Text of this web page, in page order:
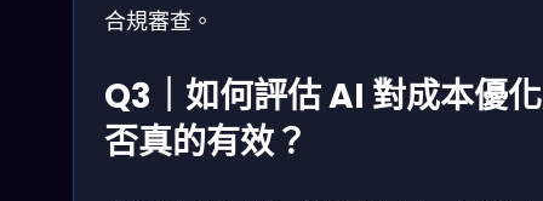
合規審查。
Q3｜如何評估 AI 對成本優
否真的有效？